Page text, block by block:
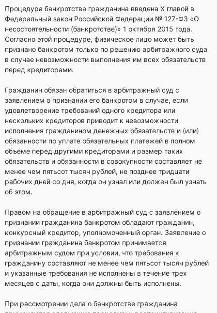
Процедура банкротства гражданина введена Х главой в
Федеральный закон Российской Федерации № 127-ФЗ «О
несостоятельности (банкротстве)» 1 октября 2015 года.
Согласно этой процедуре, физическое лицо может быть
признано банкротом только по решению арбитражного суда
в случае невозможности выполнения им всех обязательств
перед кредиторами.
Гражданин обязан обратиться в арбитражный суд с
заявлением о признании его банкротом в случае, если
удовлетворение требований одного кредитора или
нескольких кредиторов приводит к невозможности
исполнения гражданином денежных обязательств и (или)
обязанности по уплате обязательных платежей в полном
объеме перед другими кредиторами и размер таких
обязательств и обязанности в совокупности составляет не
менее чем пятьсот тысяч рублей, не позднее тридцати
рабочих дней со дня, когда он узнал или должен был узнать
об этом.
Правом на обращение в арбитражный суд с заявлением о
признании гражданина банкротом обладают гражданин,
конкурсный кредитор, уполномоченный орган. Заявление о
признании гражданина банкротом принимается
арбитражным судом при условии, что требования к
гражданину составляют не менее чем пятьсот тысяч рублей
и указанные требования не исполнены в течение трех
месяцев с даты, когда они должны быть исполнены.
При рассмотрении дела о банкротстве гражданина